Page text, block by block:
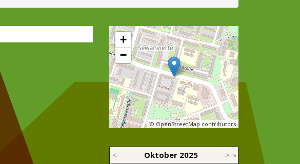
+
−
© OpenStreetMap contributors
< Oktober 2025 > »